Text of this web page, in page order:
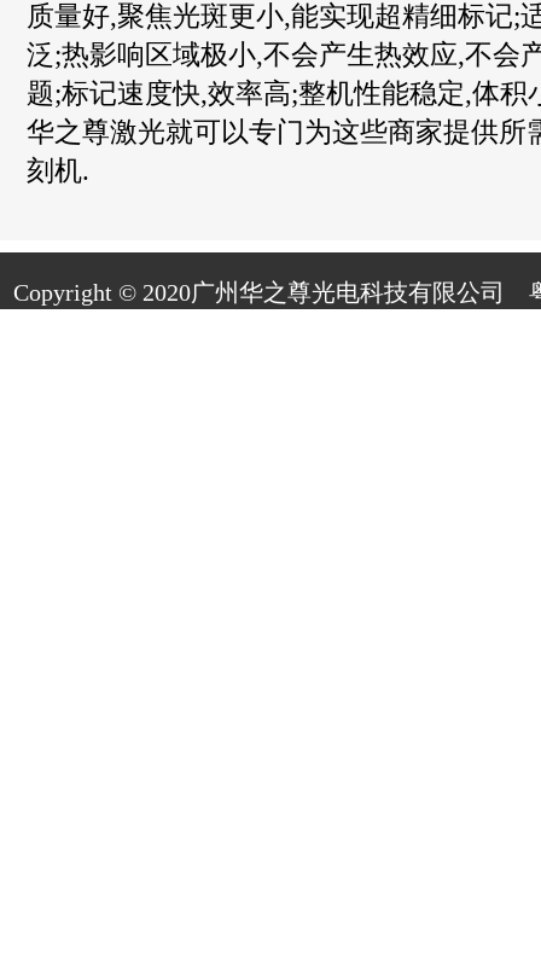
质量好,聚焦光斑更小,能实现超精细标记;
泛;热影响区域极小,不会产生热效应,不会
题;标记速度快,效率高;整机性能稳定,体积
华之尊激光就可以专门为这些商家提供所
刻机.
Copyright © 2020广州华之尊光电科技有限公司